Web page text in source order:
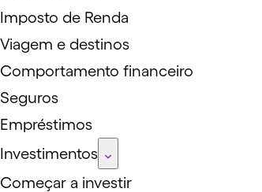
Imposto de Renda
Viagem e destinos
Comportamento financeiro
Seguros
Empréstimos
Investimentos
Começar a investir